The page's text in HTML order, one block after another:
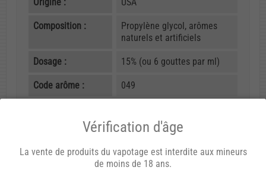
Composition :
Propylène glycol, arômes
naturels et artificiels
Dosage : 15% (ou 6 gouttes par ml)
Code arôme : 049
Avis (1)
Vérification d'âge
La vente de produits du vapotage est interdite aux mineurs
de moins de 18 ans.